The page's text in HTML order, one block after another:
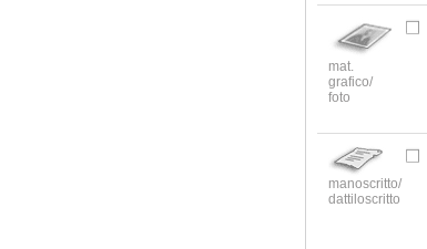
mat.
grafico/
foto
manoscritto/
dattiloscritto